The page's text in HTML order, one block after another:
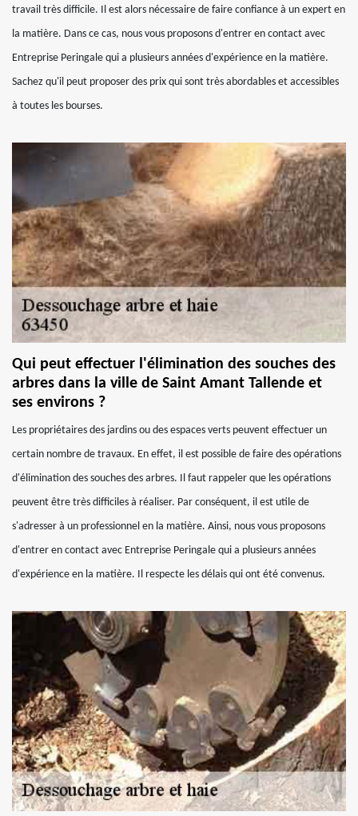
travail très difficile. Il est alors nécessaire de faire confiance à un expert en
la matière. Dans ce cas, nous vous proposons d'entrer en contact avec
Entreprise Peringale qui a plusieurs années d'expérience en la matière.
Sachez qu'il peut proposer des prix qui sont très abordables et accessibles
à toutes les bourses.
Qui peut effectuer l'élimination des souches des
arbres dans la ville de Saint Amant Tallende et
ses environs ?
Les propriétaires des jardins ou des espaces verts peuvent effectuer un
certain nombre de travaux. En effet, il est possible de faire des opérations
d'élimination des souches des arbres. Il faut rappeler que les opérations
peuvent être très difficiles à réaliser. Par conséquent, il est utile de
s'adresser à un professionnel en la matière. Ainsi, nous vous proposons
d'entrer en contact avec Entreprise Peringale qui a plusieurs années
d'expérience en la matière. Il respecte les délais qui ont été convenus.